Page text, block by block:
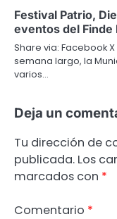
Festival Patrio,
eventos del Finde
Share via: Facebook
semana largo, la
varios…
Deja un
Tu dirección de
publicada. Los
marcados con *
Comentario *